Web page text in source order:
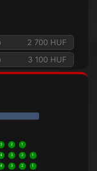
2 700 HUF
3 100 HUF
3 2 1
4 3 2 1
4 3 2 1